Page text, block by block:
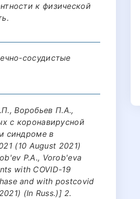
к физической
сосудистые
Воробьев П.А.,
с коронавирусной
синдроме в
(10 August 2021)
P.A., Vorob'eva
with COVID-19
and with postcovid
(In Russ.)] 2.